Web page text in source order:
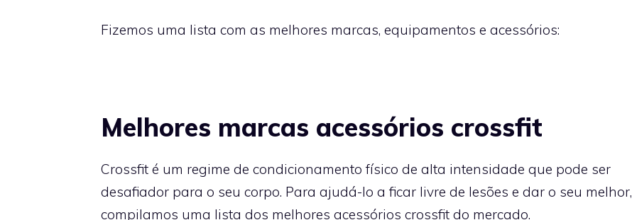
Fizemos uma lista com as melhores marcas, equipamentos e acessórios:
Melhores marcas acessórios crossfit
Crossfit é um regime de condicionamento físico de alta intensidade que pode ser
desafiador para o seu corpo. Para ajudá-lo a ficar livre de lesões e dar o seu melhor,
compilamos uma lista dos melhores acessórios crossfit do mercado.